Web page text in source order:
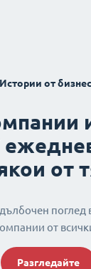
Истории от
от
поглед
от
Разгледайте